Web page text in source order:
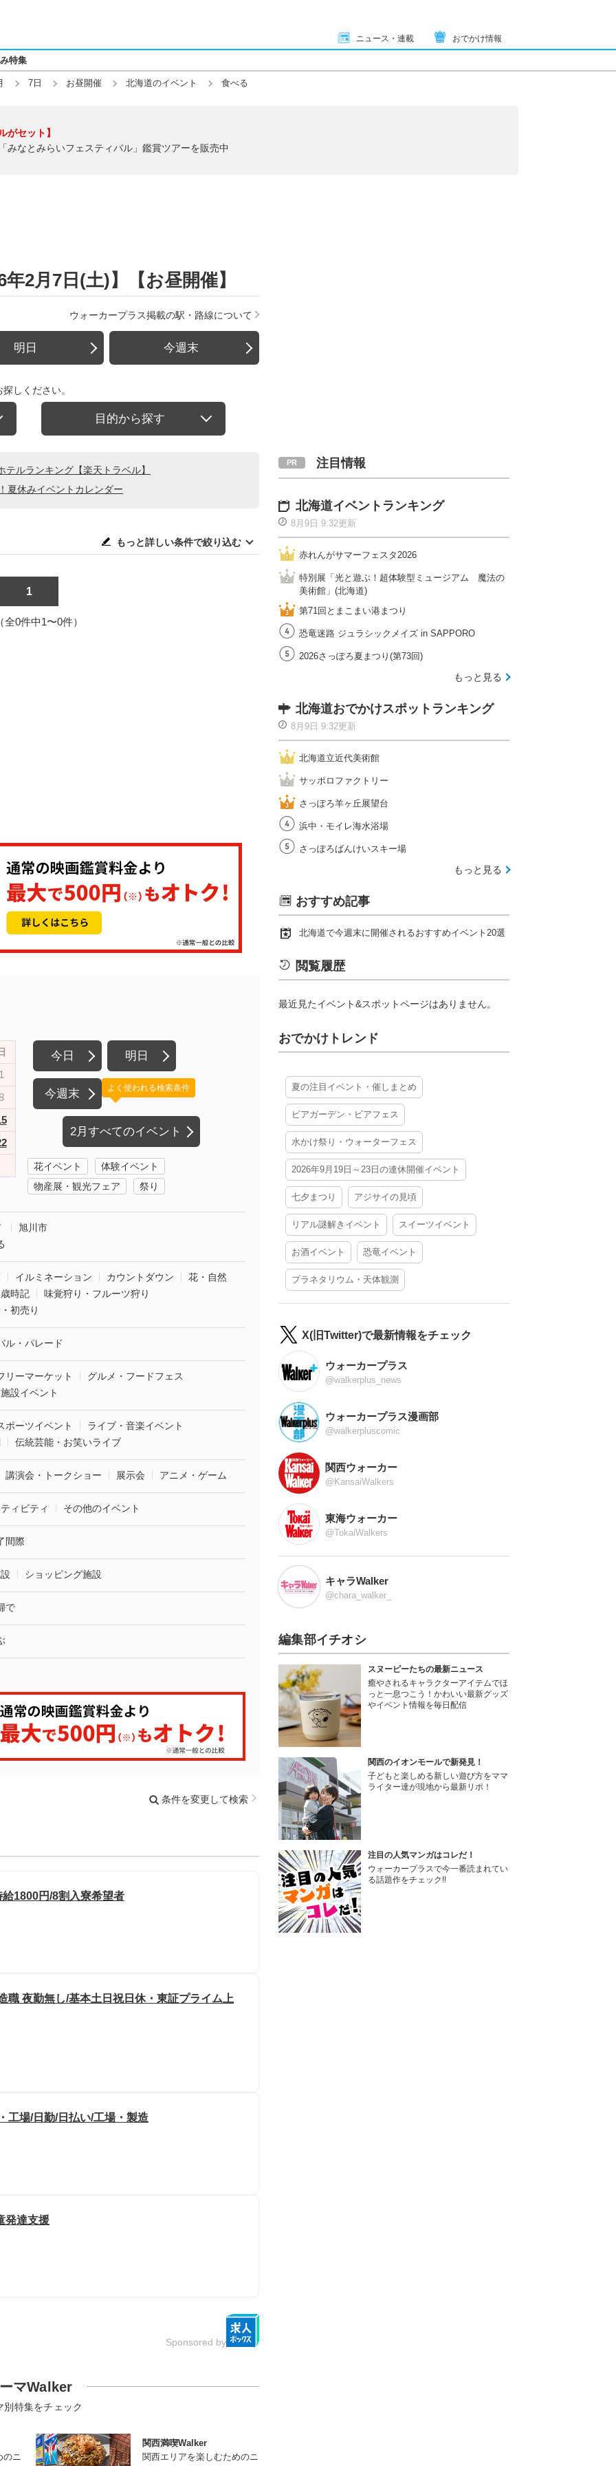
ニュース・連載 おでかけ情報
特集
7日 お昼開催 北海道のイベント 食べる
がセット】
みなとみらいフェスティバル」鑑賞ツアーを販売中
2月7日(土)】【お昼開催】
ウォーカープラス掲載の駅・路線について
明日 今週末
しください。
目的から探す
ルランキング【楽天トラベル】
夏休みイベントカレンダー
もっと詳しい条件で絞り込む
1
全0件中1〜0件）
今日 明日
今週末
2月すべてのイベント
よく使われる検索条件
花イベント
体験イベント
物産展・観光フェア
祭り
旭川市
イルミネーション カウントダウン
花・自然
時記
味覚狩り・フルーツ狩り
初売り
ル・パレード
リーマーケット
グルメ・フードフェス
設イベント
ポーツイベント
ライブ・音楽イベント
伝統芸能・お笑いライブ
講演会・トークショー 展示会 アニメ・ゲーム
ィビティ その他のイベント
間際
ショッピング施設
で
条件を変更して検索
1800円/8割入寮希望者
職 夜勤無し/基本土日祝日休・東証プライム上
工場/日勤/日払い/工場・製造
発達支援
Sponsored by
マWalker
別特集をチェック
のニ
関西満喫Walker
関西エリアを楽しむためのニ
注目情報
北海道イベントランキング
8月9日 9:32更新
赤れんがサマーフェスタ2026
特別展「光と遊ぶ！超体験型ミュージアム 魔法の
美術館」(北海道)
第71回とまこまい港まつり
恐竜迷路 ジュラシックメイズ in SAPPORO
2026さっぽろ夏まつり(第73回)
もっと見る
北海道おでかけスポットランキング
8月9日 9:32更新
北海道立近代美術館
サッポロファクトリー
さっぽろ羊ヶ丘展望台
浜中・モイレ海水浴場
さっぽろばんけいスキー場
もっと見る
おすすめ記事
北海道で今週末に開催されるおすすめイベント20選
閲覧履歴
最近見たイベント&スポットページはありません。
おでかけトレンド
夏の注目イベント・催しまとめ
ビアガーデン・ビアフェス
水かけ祭り・ウォーターフェス
2026年9月19日～23日の連休開催イベント
七夕まつり アジサイの見頃
リアル謎解きイベント スイーツイベント
お酒イベント 恐竜イベント
プラネタリウム・天体観測
X(旧Twitter)で最新情報をチェック
ウォーカープラス
@walkerplus_news
ウォーカープラス漫画部
@walkerpluscomic
関西ウォーカー
@KansaiWalkers
東海ウォーカー
@TokaiWalkers
キャラWalker
@chara_walker_
編集部イチオシ
スヌーピーたちの最新ニュース
癒やされるキャラクターアイテムでほ
っと一息つこう！かわいい最新グッズ
やイベント情報を毎日配信
関西のイオンモールで新発見！
子どもと楽しめる新しい遊び方をママ
ライター達が現地から最新リポ！
注目の人気マンガはコレだ！
ウォーカープラスで今一番読まれてい
る話題作をチェック!!